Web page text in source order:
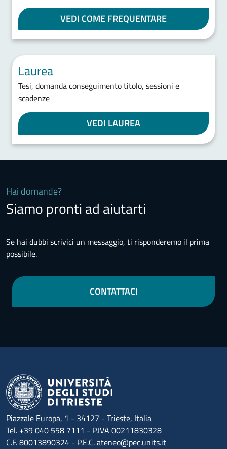
VEDI COME FREQUENTARE
Laurea
Tesi, domanda conseguimento titolo, sessioni e
scadenze
VEDI LAUREA
Hai domande?
Siamo pronti ad aiutarti
Se hai dubbi scrivici un messaggio, ti risponderemo il prima
possibile.
CONTATTACI
Piazzale Europa, 1 - 34127 - Trieste, Italia
Tel. +39 040 558 7111 - P.IVA 00211830328
C.F. 80013890324 - P.E.C. ateneo@pec.units.it